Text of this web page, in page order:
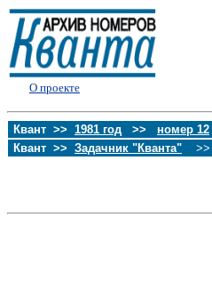
О проекте
Квант >> 1981 год >> номер 12
Квант >> Задачник "Кванта" >>